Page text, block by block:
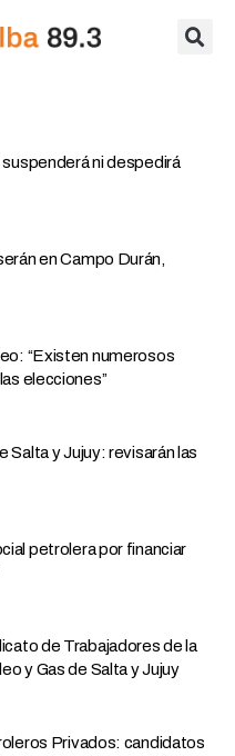
ni despedirá
en Campo Durán,
“Existen numerosos
elecciones”
y Jujuy: revisarán las
petrolera por financiar
de Trabajadores de la
y Gas de Salta y Jujuy
Privados: candidatos